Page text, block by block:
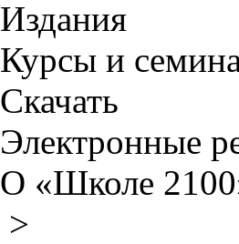
Издания
Курсы и
Скачать
Электронные
О «Школе
>